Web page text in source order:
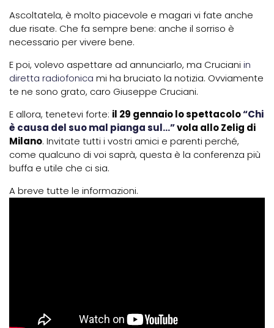
Ascoltatela, è molto piacevole e magari vi fate anche
due risate. Che fa sempre bene: anche il sorriso è
necessario per vivere bene.
E poi, volevo aspettare ad annunciarlo, ma Cruciani in
diretta radiofonica mi ha bruciato la notizia. Ovviamente
te ne sono grato, caro Giuseppe Cruciani.
E allora, tenetevi forte: il 29 gennaio lo spettacolo“Chi
è causa del suo mal pianga sul…”vola allo Zelig di
Milano. Invitate tutti i vostri amici e parenti perché,
come qualcuno di voi saprà, questa è la conferenza più
buffa e utile che ci sia.
A breve tutte le informazioni.